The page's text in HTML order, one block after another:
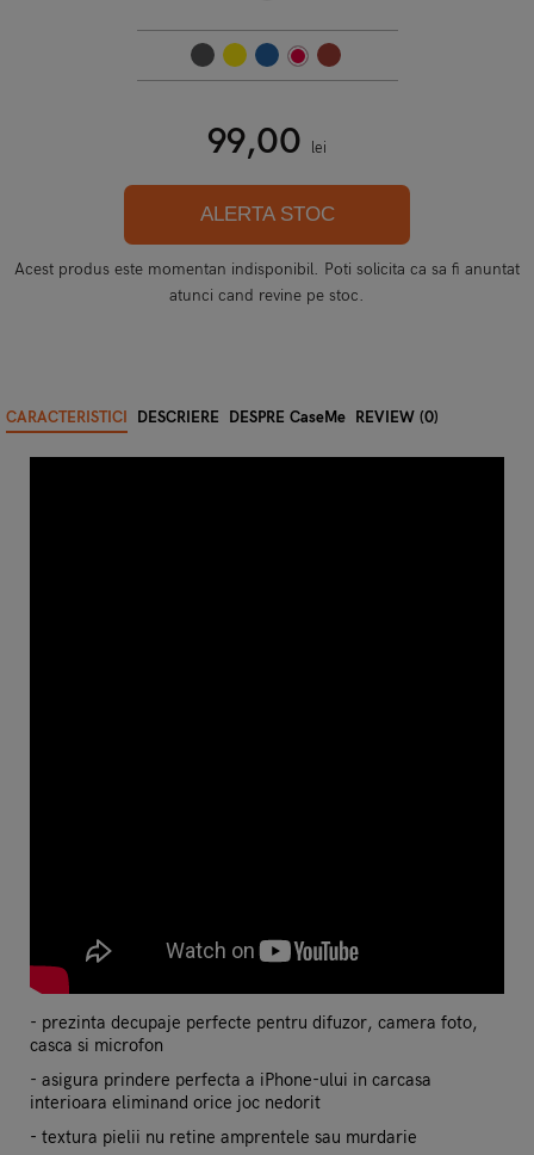
99,00 lei
ALERTA STOC
Acest produs este momentan indisponibil. Poti solicita ca sa fi anuntat
atunci cand revine pe stoc.
CARACTERISTICI DESCRIERE DESPRE CaseMe REVIEW (0)
- prezinta decupaje perfecte pentru difuzor, camera foto,
casca si microfon
- asigura prindere perfecta a iPhone-ului in carcasa
interioara eliminand orice joc nedorit
- textura pielii nu retine amprentele sau murdarie